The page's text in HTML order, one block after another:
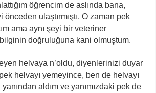
öğrencim de aslında bana,
önceden ulaştırmıştı. O zaman pek
ama aynı şeyi bir veteriner
doğruluğuna kani olmuştum.
helvaya n’oldu, diyenlerinizi duyar
helvayı yemeyince, ben de helvayı
yanından aldım ve yanımızdaki pek de